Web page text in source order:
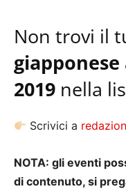
Non trovi il
2019 nella
Scrivici a
NOTA: gli eventi
di contenuto, si